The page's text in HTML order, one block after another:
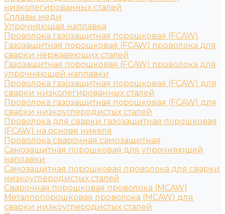
низколегированных сталей
Сплавы меди
Упрочняющая наплавка
Проволока газозащитная порошковая (FCAW)
Газозащитная порошковая (FCAW) проволока для
сварки нержавеющих сталей
Газозащитная порошковая (FCAW) проволока для
упрочняющей наплавки
Проволока газозащитная порошковая (FCAW) для
сварки низколегированных сталей
Проволока газозащитная порошковая (FCAW) для
сварки низкоуглеродистых сталей
Проволока для сварки газозащитная порошковая
(FCAW) на основе никеля
Проволока сварочная самозащитная
Самозащитная порошковая для упрочняющей
наплавки
Самозащитная порошковая проволока для сварки
низкоуглеродистых сталей
Сварочная порошковая проволока (MCAW)
Металлопорошковая проволока (MCAW) для
сварки низкоуглеродистых сталей